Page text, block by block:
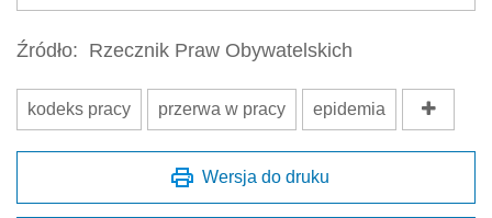
Źródło: Rzecznik Praw Obywatelskich
kodeks pracy przerwa w pracy epidemia
Wersja do druku